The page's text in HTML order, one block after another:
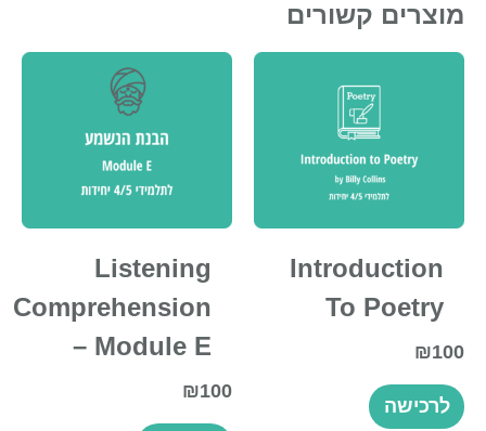
מוצרים קשורים
Introduction
To Poetry
₪100
לרכישה
Listening
Comprehension
– Module E
₪100